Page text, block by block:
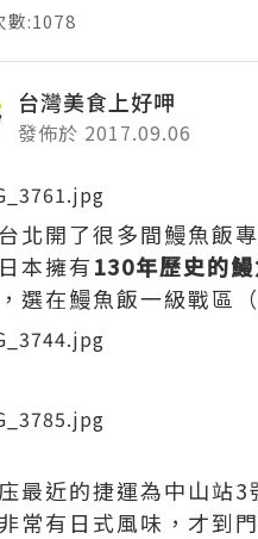
數:1078
台灣美食上好呷
發佈於 2017.09.06
北開了很多間鰻魚飯
本擁有130年歷史的
選在鰻魚飯一級戰區
最近的捷運為中山站3
常有日式風味，才到